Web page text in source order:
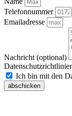
Telefonnummer
Emailadresse
Nachricht (optional)
Ich bin mit den
abschicken